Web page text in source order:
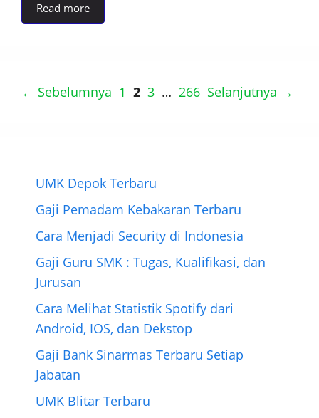
Read more
← Sebelumnya Halaman
1 Halaman
2 Halaman
3 … Halaman
266 Selanjutnya →
UMK Depok Terbaru
Gaji Pemadam Kebakaran Terbaru
Cara Menjadi Security di Indonesia
Gaji Guru SMK : Tugas, Kualifikasi, dan
Jurusan
Cara Melihat Statistik Spotify dari
Android, IOS, dan Dekstop
Gaji Bank Sinarmas Terbaru Setiap
Jabatan
UMK Blitar Terbaru